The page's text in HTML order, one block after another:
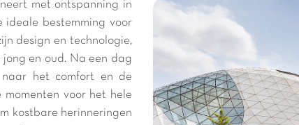
met ontspanning in
ideale bestemming voor
design en technologie,
en oud. Na een dag
het comfort en de
voor het hele
kostbare herinneringen